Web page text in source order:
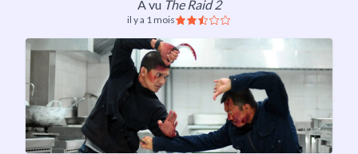
A vu The Raid 2
il y a 1 mois